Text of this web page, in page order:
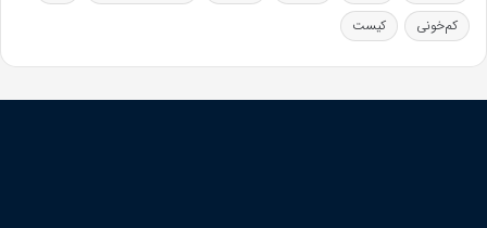
کم‌خونی
کیست